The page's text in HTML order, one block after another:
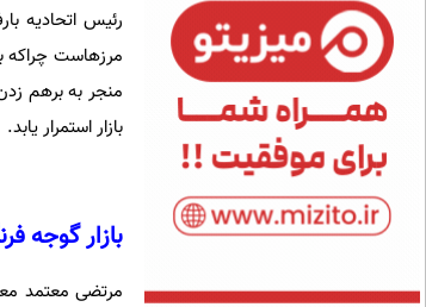
رئیس اتحادیه
مرزهاست چراکه
منجر به برهم
بازار استمرار یابد.
بازار گوجه
مرتضی معتمد